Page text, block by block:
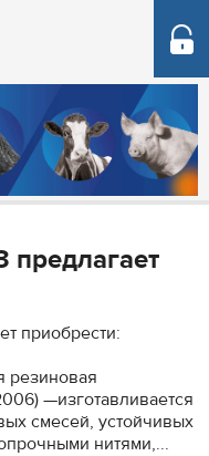
приобрести:
резиновая
—изготавливается
смесей, устойчивых
нитями,...